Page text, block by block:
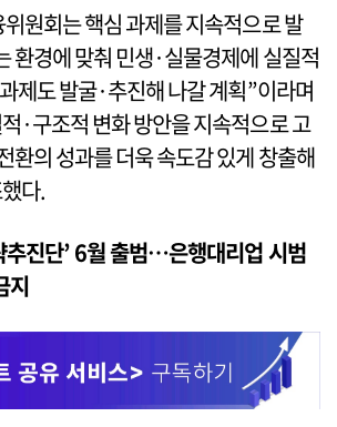
원회는 핵심 과제를 지속적으로 발
환경에 맞춰 민생·실물경제에 실질적
제도 발굴·추진해 나갈 계획”이라며
·구조적 변화 방안을 지속적으로 고
환의 성과를 더욱 속도감 있게 창출해
다.
진단’ 6월 출범…은행대리업 시범
지